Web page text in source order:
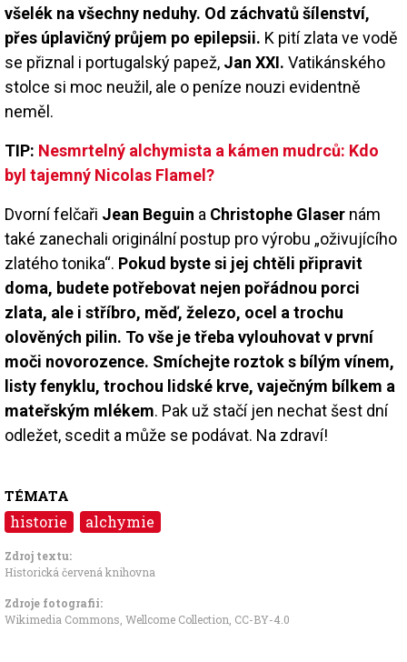
všelék na všechny neduhy. Od záchvatů šílenství,
přes úplavičný průjem po epilepsii. K pití zlata ve vodě
se přiznal i portugalský papež, Jan XXI. Vatikánského
stolce si moc neužil, ale o peníze nouzi evidentně
neměl.
TIP: Nesmrtelný alchymista a kámen mudrců: Kdo
byl tajemný Nicolas Flamel?
Dvorní felčaři Jean Beguin a Christophe Glaser nám
také zanechali originální postup pro výrobu „oživujícího
zlatého tonika“. Pokud byste si jej chtěli připravit
doma, budete potřebovat nejen pořádnou porci
zlata, ale i stříbro, měď, železo, ocel a trochu
olověných pilin. To vše je třeba vylouhovat v první
moči novorozence. Smíchejte roztok s bílým vínem,
listy fenyklu, trochou lidské krve, vaječným bílkem a
mateřským mlékem. Pak už stačí jen nechat šest dní
odležet, scedit a může se podávat. Na zdraví!
TÉMATA
historie alchymie
Zdroj textu:
Historická červená knihovna
Zdroje fotografii:
Wikimedia Commons, Wellcome Collection CC-BY-4.0